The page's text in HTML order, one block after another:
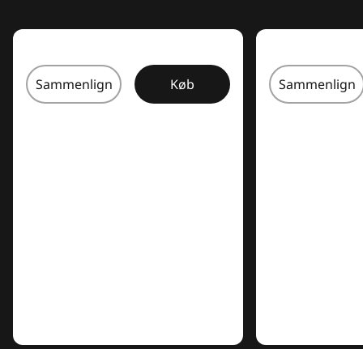
Sammenlign Køb Sammenlign